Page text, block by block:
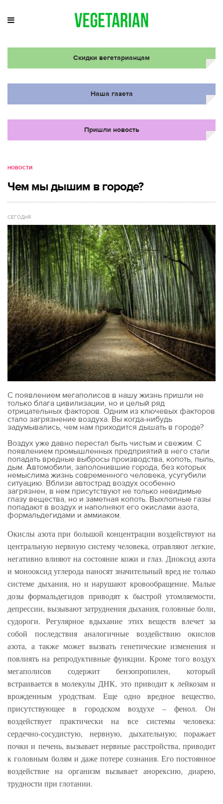
Скидки вегетарианцам
Наша газета
Пришли новость
НОВОСТИ
Чем мы дышим в городе?
СЕГОДНЯ
С появлением мегаполисов в нашу жизнь пришли не
только блага цивилизации, но и целый ряд
отрицательных факторов. Одним из ключевых факторов
стало загрязнение воздуха. Вы когда-нибудь
задумывались, чем нам приходится дышать в городе?
Воздух уже давно перестал быть чистым и свежим. С
появлением промышленных предприятий в него стали
попадать вредные выбросы производства, копоть, пыль,
дым. Автомобили, заполонившие города, без которых
немыслима жизнь современного человека, усугубили
ситуацию. Вблизи автострад воздух особенно
загрязнен, в нем присутствуют не только невидимые
глазу вещества, но и заметная копоть. Выхлопные газы
попадают в воздух и наполняют его окислами азота,
формальдегидами и аммиаком.
Окислы азота при большой концентрации воздействуют на
центральную нервную систему человека, отравляют легкие,
негативно влияют на состояние кожи и глаз. Диоксид азота
и монооксид углерода наносят значительный вред не только
системе дыхания, но и нарушают кровообращение. Малые
дозы формальдегидов приводят к быстрой утомляемости,
депрессии, вызывают затруднения дыхания, головные боли,
судороги. Регулярное вдыхание этих веществ влечет за
собой последствия аналогичные воздействию окислов
азота, а также может вызвать генетические изменения и
повлиять на репродуктивные функции. Кроме того воздух
мегаполисов содержит бензопропилен, который
встраивается в молекулы ДНК, это приводит к лейкозам и
врожденным уродствам. Еще одно вредное вещество,
присутствующее в городском воздухе – фенол. Он
воздействует практически на все системы человека:
сердечно-сосудистую, нервную, дыхательную; поражает
почки и печень, вызывает нервные расстройства, приводит
к головным болям и даже потере сознания. Его постоянное
воздействие на организм вызывает анорексию, диарею,
трудности при глотании.